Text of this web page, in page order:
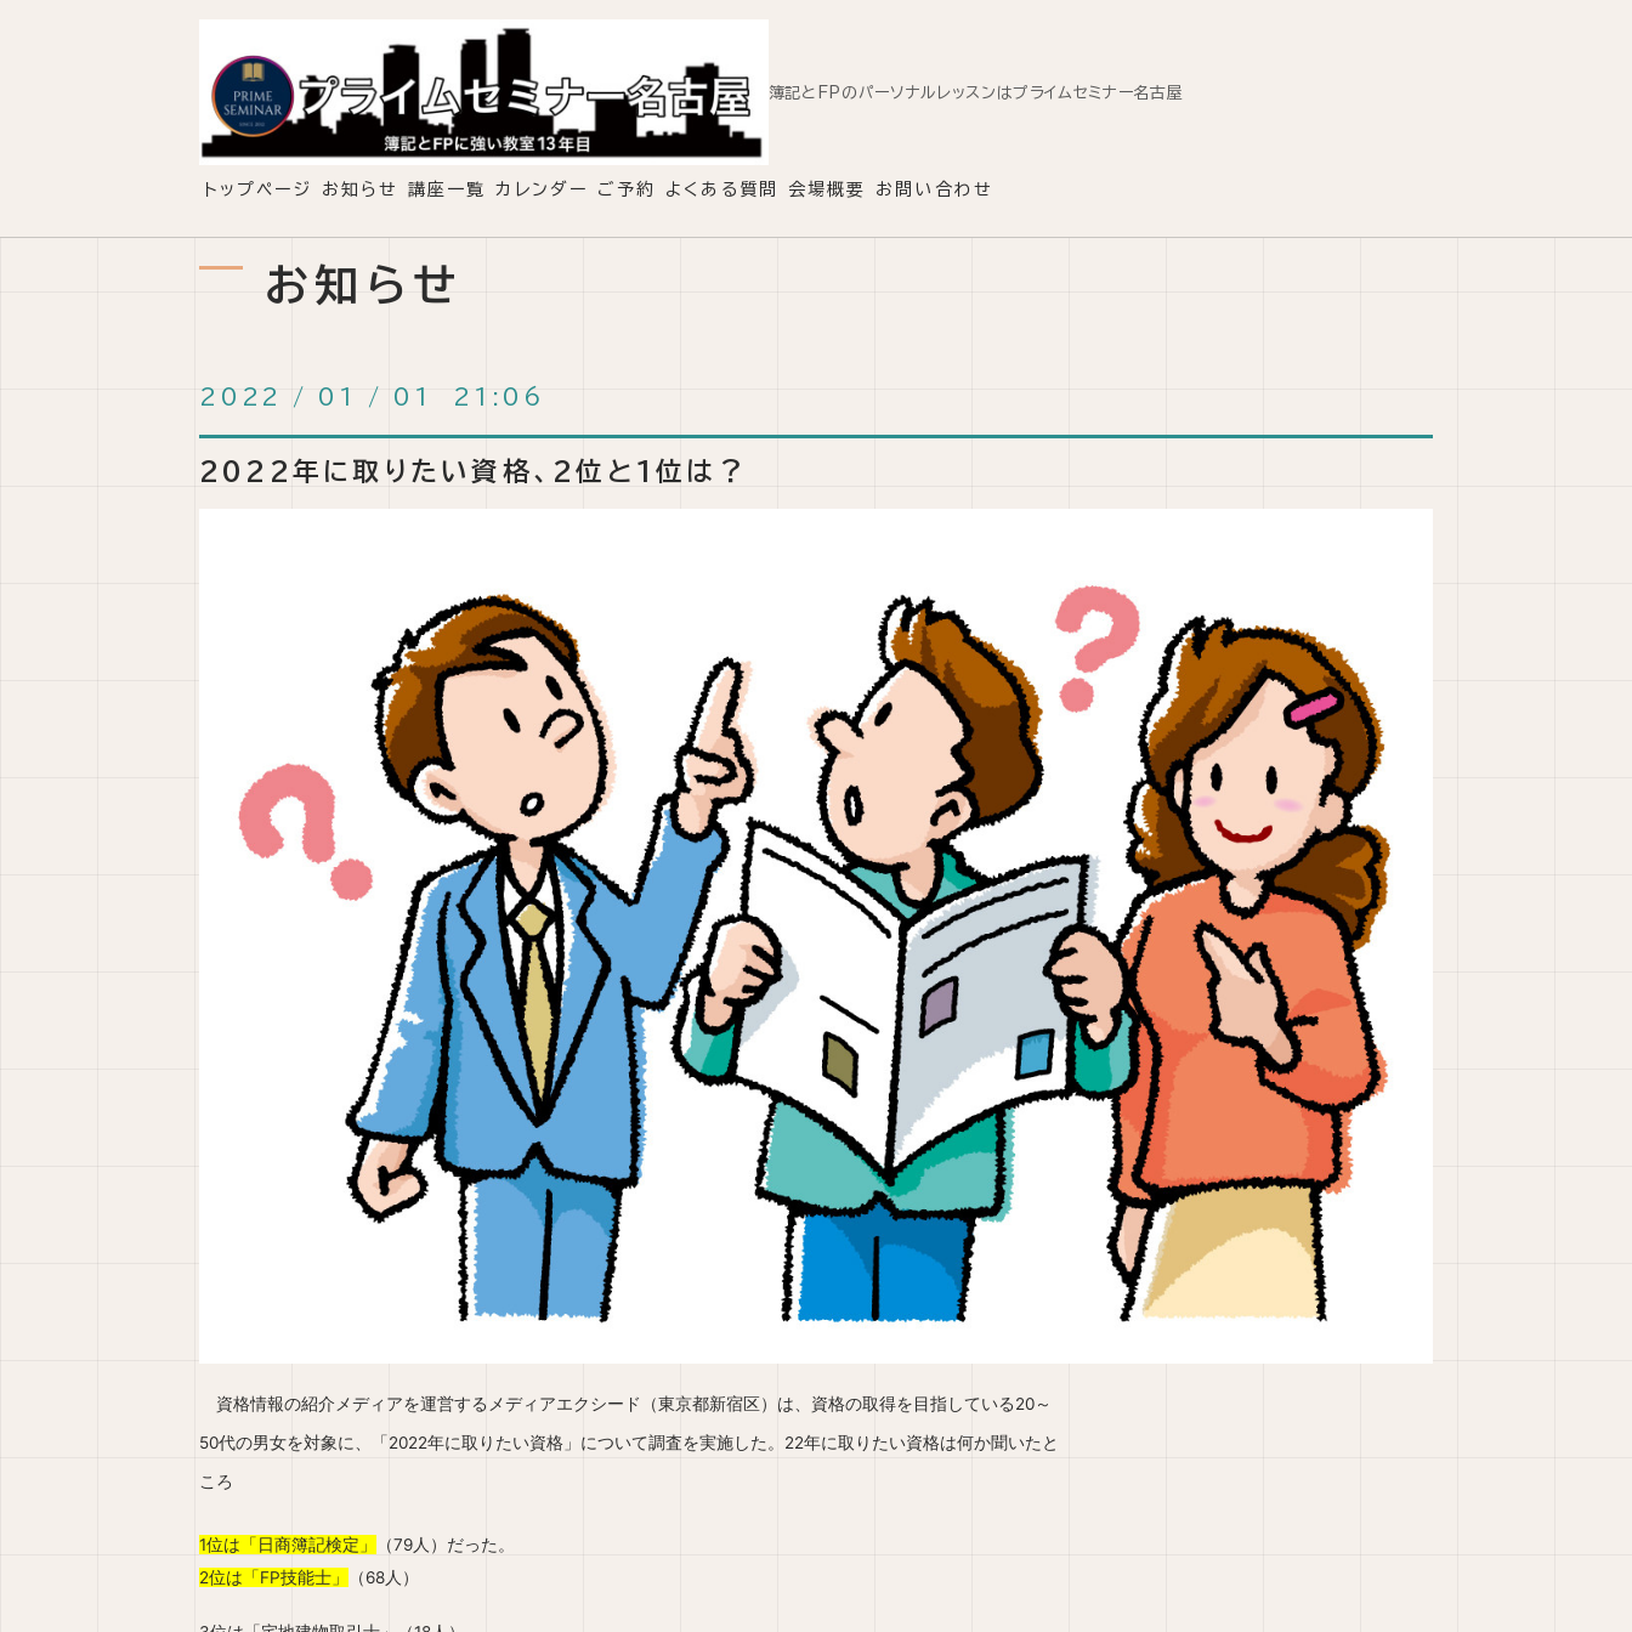
簿記とFPのパーソナルレッスンはプライムセミナー名古屋
トップページ お知らせ 講座一覧 カレンダー ご予約 よくある質問 会場概要 お問い合わせ
お知らせ
2022 / 01 / 01 21:06
2022年に取りたい資格、2位と1位は？
資格情報の紹介メディアを運営するメディアエクシード（東京都新宿区）は、資格の取得を目指している20～
50代の男女を対象に、「2022年に取りたい資格」について調査を実施した。22年に取りたい資格は何か聞いたと
ころ
1位は「日商簿記検定」
（79人）だった。
2位は「FP技能士」
（68人）